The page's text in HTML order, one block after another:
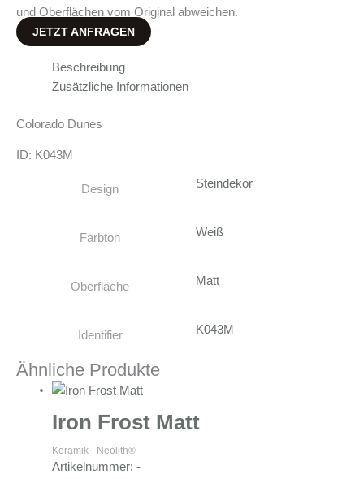
und Oberflächen vom Original abweichen.
JETZT ANFRAGEN
Beschreibung
Zusätzliche Informationen
Colorado Dunes
ID: K043M
Design Steindekor
Farbton Weiß
Oberfläche Matt
Identifier K043M
Ähnliche Produkte
Iron Frost Matt
Keramik - Neolith®
Artikelnummer: -